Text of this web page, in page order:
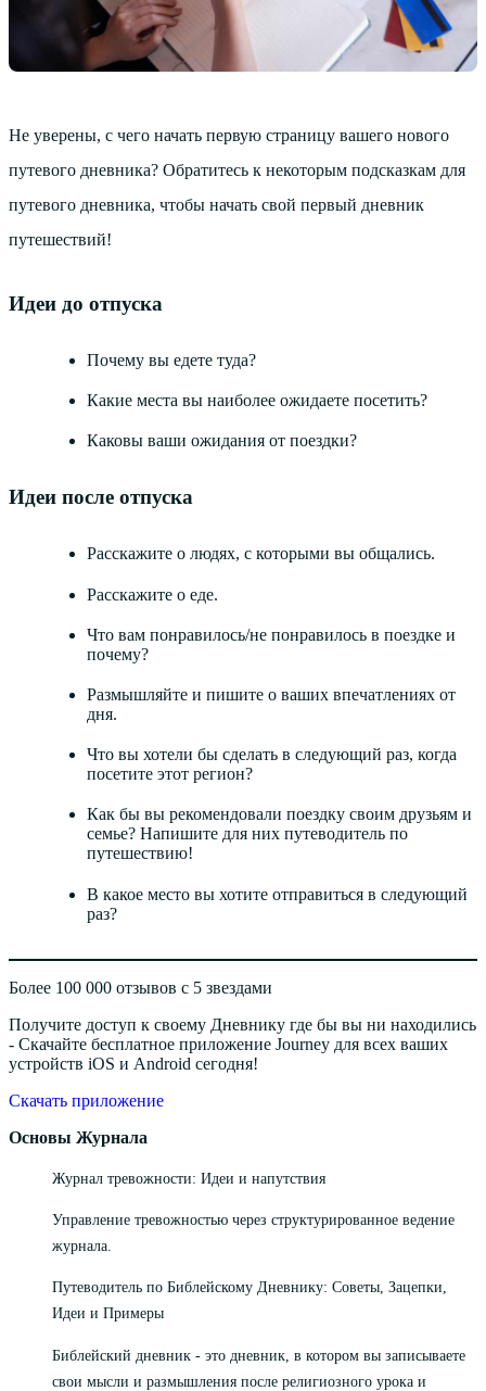
Не уверены, с чего начать первую страницу вашего нового
путевого дневника? Обратитесь к некоторым подсказкам для
путевого дневника, чтобы начать свой первый дневник
путешествий!
Идеи до отпуска
Почему вы едете туда?
Какие места вы наиболее ожидаете посетить?
Каковы ваши ожидания от поездки?
Идеи после отпуска
Расскажите о людях, с которыми вы общались.
Расскажите о еде.
Что вам понравилось/не понравилось в поездке и
почему?
Размышляйте и пишите о ваших впечатлениях от
дня.
Что вы хотели бы сделать в следующий раз, когда
посетите этот регион?
Как бы вы рекомендовали поездку своим друзьям и
семье? Напишите для них путеводитель по
путешествию!
В какое место вы хотите отправиться в следующий
раз?
Более 100 000 отзывов с 5 звездами
Получите доступ к своему Дневнику где бы вы ни находились
- Скачайте бесплатное приложение Journey для всех ваших
устройств iOS и Android сегодня!
Скачать приложение
Основы Журнала
Журнал тревожности: Идеи и напутствия
Управление тревожностью через структурированное ведение
журнала.
Путеводитель по Библейскому Дневнику: Советы, Зацепки,
Идеи и Примеры
Библейский дневник - это дневник, в котором вы записываете
свои мысли и размышления после религиозного урока и